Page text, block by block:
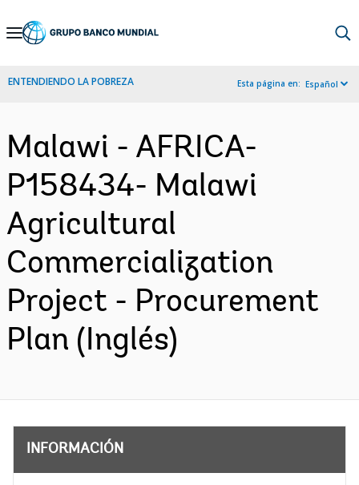
Skip
Navigation
ENTENDIENDO LA POBREZA Esta página en: Español
Malawi - AFRICA-
P158434- Malawi
Agricultural
Commercialization
Project - Procurement
Plan (Inglés)
INFORMACIÓN